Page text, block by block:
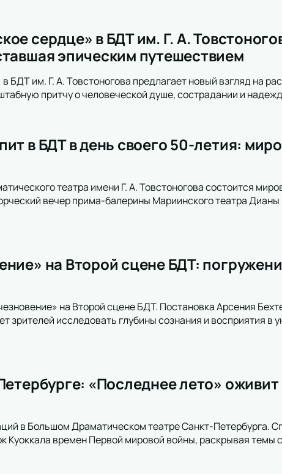
сердце» в БДТ им. Г. А.
эпическим путешествием
БДТ им. Г. А. Товстоногова предлагает новый взгляд на
притчу о человеческой душе, сострадании и
в БДТ в день своего 50-летия:
театра имени Г. А. Товстоногова состоится
вечер прима-балерины Мариинского театра
на Второй сцене БДТ:
на Второй сцене БДТ. Постановка Арсения
зрителей исследовать глубины сознания и восприятия в
«Последнее лето»
в Большом Драматическом театре Санкт-Петербурга.
Куоккала времен Первой мировой войны, раскрывая темы